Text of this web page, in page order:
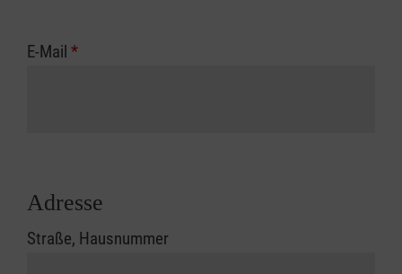
E-Mail *
Adresse
Straße, Hausnummer